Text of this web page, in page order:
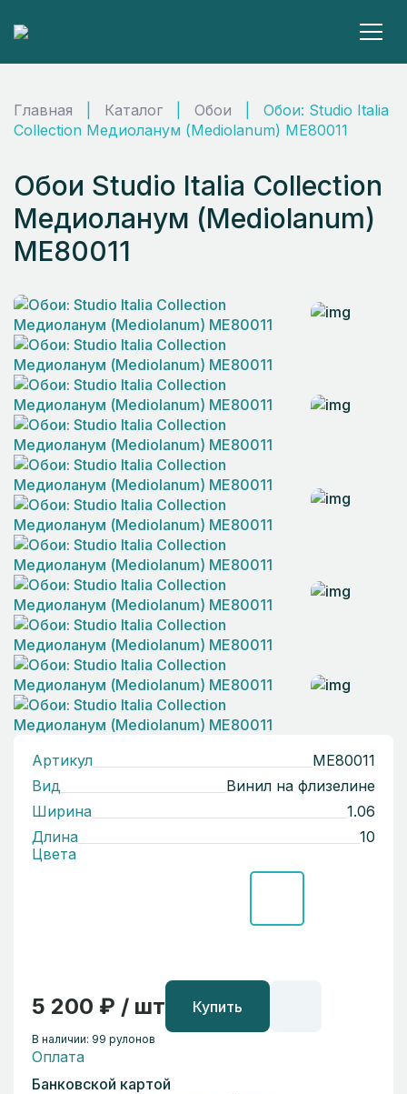
Главная Каталог Обои
Обои: Studio Italia
Collection Медиоланум (Mediolanum) ME80011
Обои Studio Italia Collection
Медиоланум (Mediolanum)
ME80011
Артикул
ME80011
Вид
Винил на флизелине
Ширина
1.06
Длина
10
Цвета
5 200 ₽ / шт Купить
В наличии: 99 рулонов
Оплата
Банковской картой